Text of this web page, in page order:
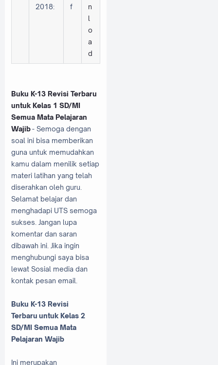
2018:
f
n
l
o
a
d
Buku K-13 Revisi Terbaru
untuk Kelas 1 SD/MI
Semua Mata Pelajaran
Wajib- Semoga dengan
soal ini bisa memberikan
guna untuk memudahkan
kamu dalam menilik setiap
materi latihan yang telah
diserahkan oleh guru.
Selamat belajar dan
menghadapi UTS semoga
sukses. Jangan lupa
komentar dan saran
dibawah ini. Jika ingin
menghubungi saya bisa
lewat Sosial media dan
kontak pesan email.
Buku K-13 Revisi
Terbaru untuk Kelas 2
SD/MI Semua Mata
Pelajaran Wajib
Ini merupakan